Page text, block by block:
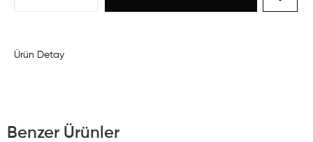
Ürün Detay
Benzer Ürünler